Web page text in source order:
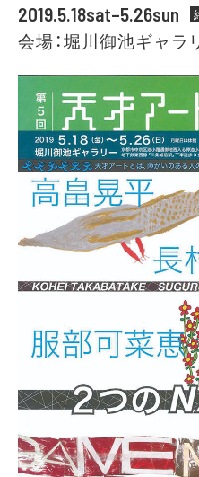
2019.5.18sat–5.26sun
会場：堀川御池ギャラ